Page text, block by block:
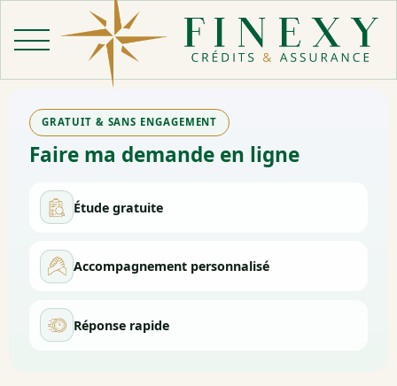
contenu
GRATUIT & SANS ENGAGEMENT
Faire ma demande en ligne
Étude gratuite
Accompagnement personnalisé
Réponse rapide